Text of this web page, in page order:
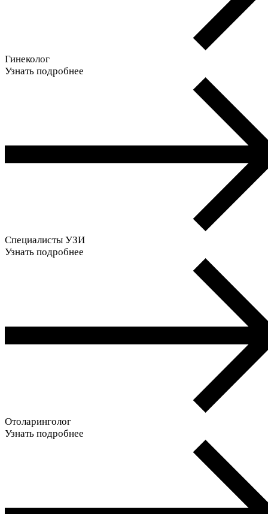
Гинеколог
Узнать подробнее
Специалисты УЗИ
Узнать подробнее
Отоларинголог
Узнать подробнее